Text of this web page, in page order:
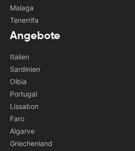
Malaga
Tenerrifa
Angebote
Italien
Sardinien
Olbia
Portugal
Lissabon
Faro
Algarve
Griechenland